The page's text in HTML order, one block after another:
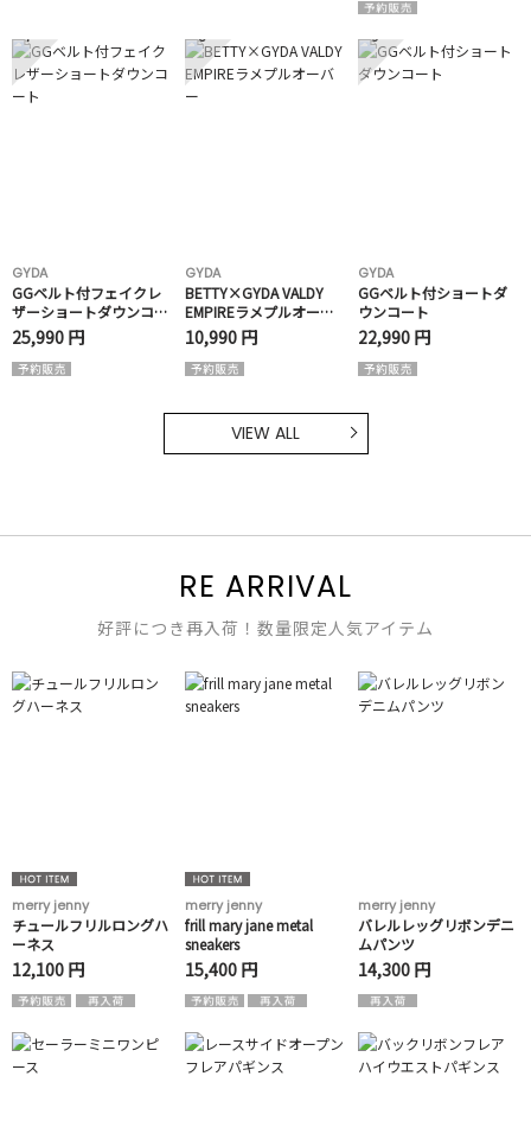
7
GYDA
GGベルト付フェイクレ
ザーショートダウンコー
ト
25,990 円
8
GYDA
BETTY×GYDA VALDY
EMPIREラメプルオーバ
ー
10,990 円
9
GYDA
GGベルト付ショートダ
ウンコート
22,990 円
VIEW ALL
RE ARRIVAL
好評につき再入荷！数量限定人気アイテム
merry jenny
チュールフリルロングハ
ーネス
12,100 円
merry jenny
frill mary jane metal
sneakers
15,400 円
merry jenny
バレルレッグリボンデニ
ムパンツ
14,300 円